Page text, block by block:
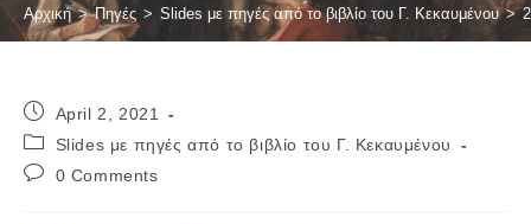
Αρχική > Πηγές > Slides με πηγές από το βιβλίο του Γ. Κεκαυμένου >
Post
published:
April 2, 2021
Post
category:
Slides με πηγές από το βιβλίο του Γ. Κεκαυμένου
Post0 Comments